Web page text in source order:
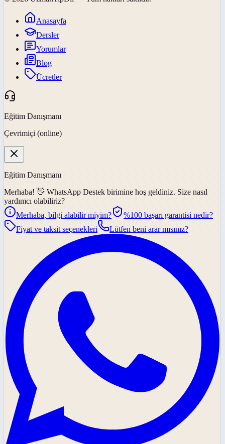
Anasayfa
Dersler
Yorumlar
Blog
Ücretler
Eğitim Danışmanı
Çevrimiçi (online)
Eğitim Danışmanı
Merhaba! 👋 WhatsApp Destek birimine hoş geldiniz. Size nasıl
yardımcı olabiliriz?
Merhaba, bilgi alabilir miyim?
%100 başarı garantisi nedir?
Fiyat ve taksit seçenekleri
Lütfen beni arar mısınız?